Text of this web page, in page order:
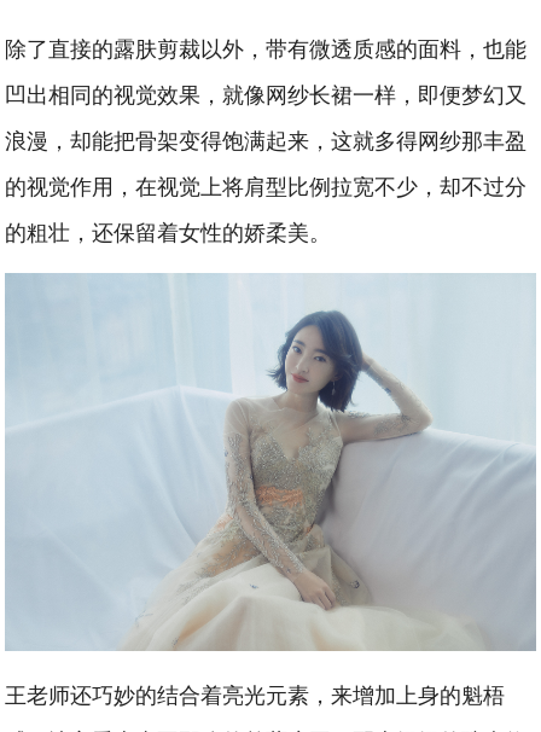
除了直接的露肤剪裁以外，带有微透质感的面料，也能
凹出相同的视觉效果，就像网纱长裙一样，即便梦幻又
浪漫，却能把骨架变得饱满起来，这就多得网纱那丰盈
的视觉作用，在视觉上将肩型比例拉宽不少，却不过分
的粗壮，还保留着女性的娇柔美。
王老师还巧妙的结合着亮光元素，来增加上身的魁梧